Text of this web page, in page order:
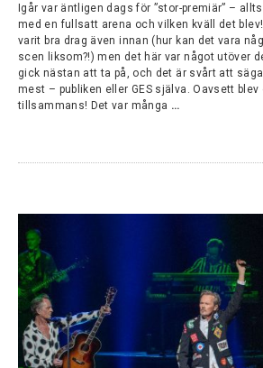
Igår var äntligen dags för ”stor-premiär” –
med en fullsatt arena och vilken kväll det
varit bra drag även innan (hur kan det vara
scen liksom?!) men det här var något utöver
gick nästan att ta på, och det är svårt att
mest – publiken eller GES själva. Oavsett blev
tillsammans! Det var många …